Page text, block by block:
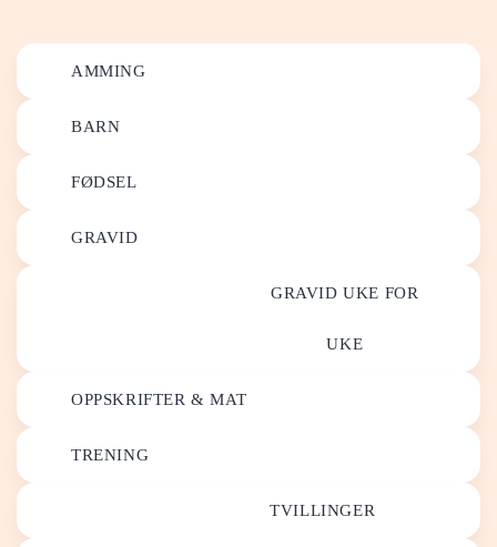
AMMING
BARN
FØDSEL
GRAVID
GRAVID UKE FOR
UKE
OPPSKRIFTER & MAT
TRENING
TVILLINGER